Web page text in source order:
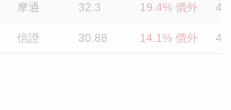
摩通 32.3 19.4% 價外
信證 30.88 14.1% 價外